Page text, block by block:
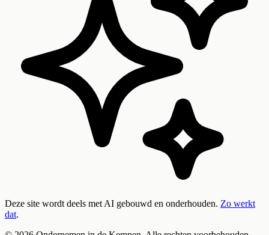
Deze site wordt deels met AI gebouwd en onderhouden. Zo werkt
dat.